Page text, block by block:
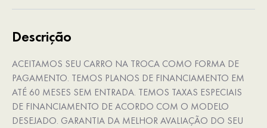
Descrição
ACEITAMOS SEU CARRO NA TROCA COMO FORMA DE
PAGAMENTO. TEMOS PLANOS DE FINANCIAMENTO EM
ATÉ 60 MESES SEM ENTRADA. TEMOS TAXAS ESPECIAIS
DE FINANCIAMENTO DE ACORDO COM O MODELO
DESEJADO. GARANTIA DA MELHOR AVALIAÇÃO DO SEU